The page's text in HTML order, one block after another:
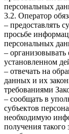
персональных
3.2. Оператор
– предоставлять
просьбе
персональных
–
установленном
– отвечать на
данных и их
требованиями
– сообщать в
субъектов
необходимую
получения такого